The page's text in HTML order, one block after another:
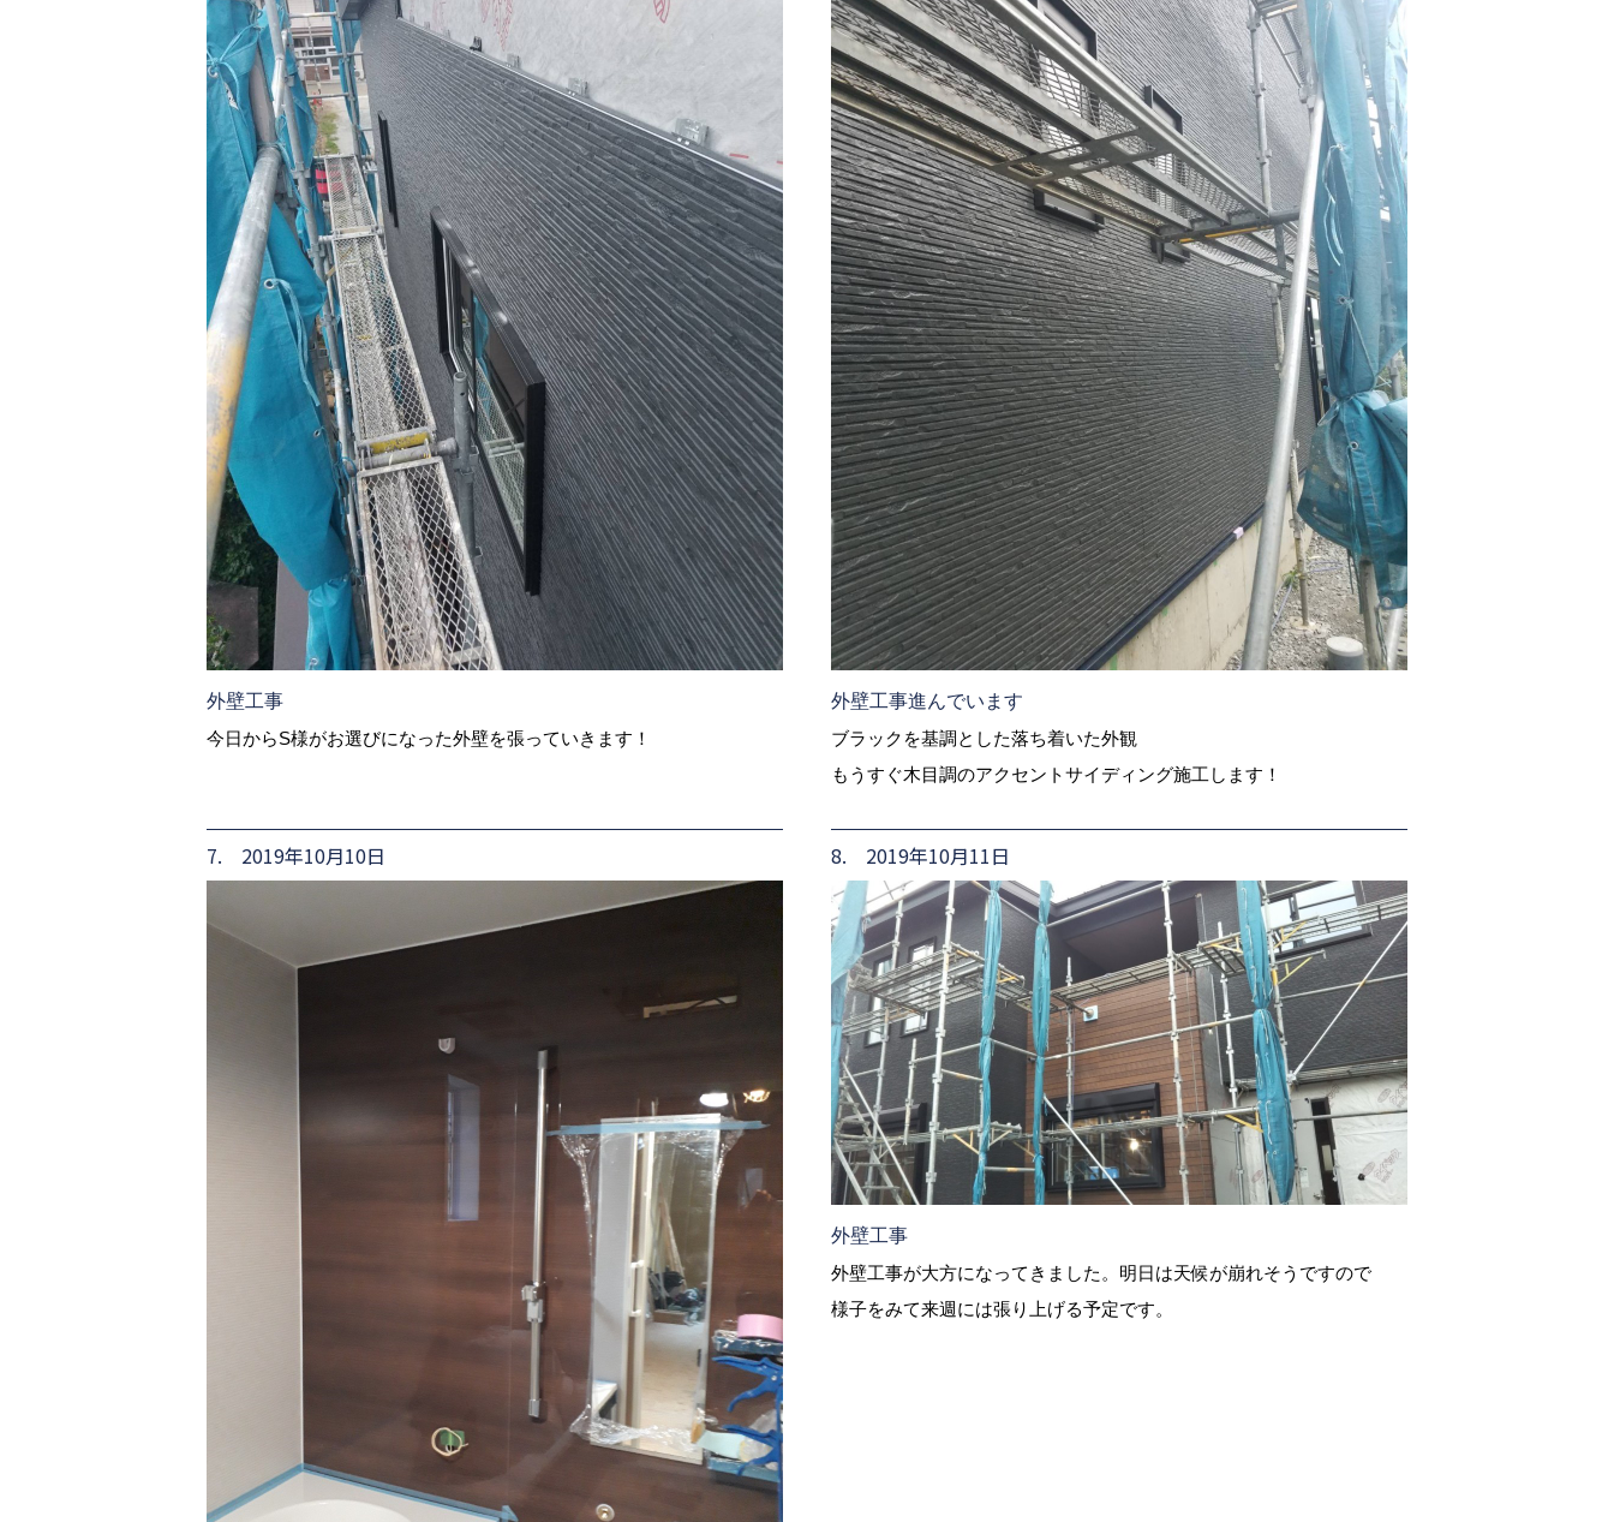
外壁工事
今日からS様がお選びになった外壁を張っていきます！
外壁工事進んでいます
ブラックを基調とした落ち着いた外観
もうすぐ木目調のアクセントサイディング施工します！
7. 2019年10月10日 8. 2019年10月11日
外壁工事
外壁工事が大方になってきました。明日は天候が崩れそうですので
様子をみて来週には張り上げる予定です。